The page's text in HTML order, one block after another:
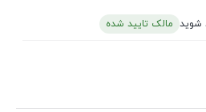
شوید مالک تایید شده